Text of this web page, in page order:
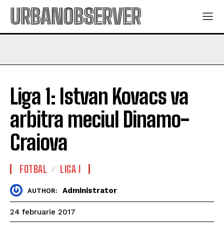
URBANOBSERVER
Liga 1: Istvan Kovacs va
arbitra meciul Dinamo-
Craiova
FOTBAL LIGA I
AUTHOR: Administrator
24 februarie 2017